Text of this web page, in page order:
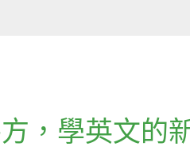
， 學英文的